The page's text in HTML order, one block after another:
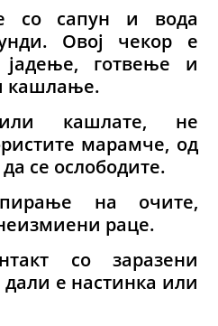
со сапун и вода
Овој чекор е
готвење и
кашлање.
кашлате, не
марамче, од
се ослободите.
на очите,
раце.
со заразени
е настинка или